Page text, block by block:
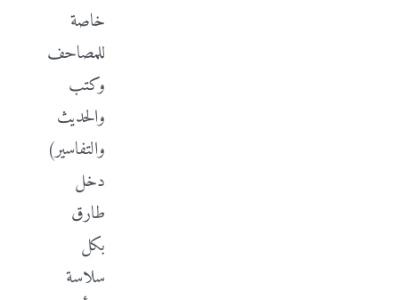
خاصة
للمصاحف
وكتب
والحديث
والتفاسير)
دخل
طارق
بكل
سلاسة